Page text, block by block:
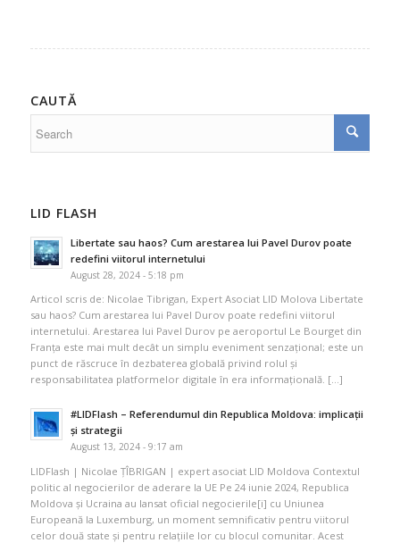
CAUTĂ
LID FLASH
Libertate sau haos? Cum arestarea lui Pavel Durov poate
redefini viitorul internetului
August 28, 2024 - 5:18 pm
Articol scris de: Nicolae Tibrigan, Expert Asociat LID Molova Libertate
sau haos? Cum arestarea lui Pavel Durov poate redefini viitorul
internetului. Arestarea lui Pavel Durov pe aeroportul Le Bourget din
Franța este mai mult decât un simplu eveniment senzațional; este un
punct de răscruce în dezbaterea globală privind rolul și
responsabilitatea platformelor digitale în era informațională. […]
#LIDFlash – Referendumul din Republica Moldova: implicații
și strategii
August 13, 2024 - 9:17 am
LIDFlash | Nicolae ȚÎBRIGAN | expert asociat LID Moldova Contextul
politic al negocierilor de aderare la UE Pe 24 iunie 2024, Republica
Moldova și Ucraina au lansat oficial negocierile[i] cu Uniunea
Europeană la Luxemburg, un moment semnificativ pentru viitorul
celor două state și pentru relațiile lor cu blocul comunitar. Acest